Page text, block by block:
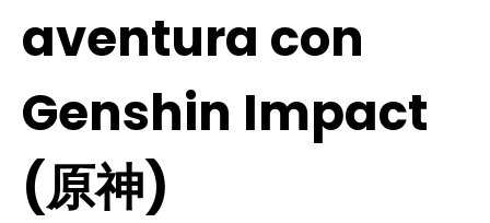
aventura con
Genshin Impact
(原神)